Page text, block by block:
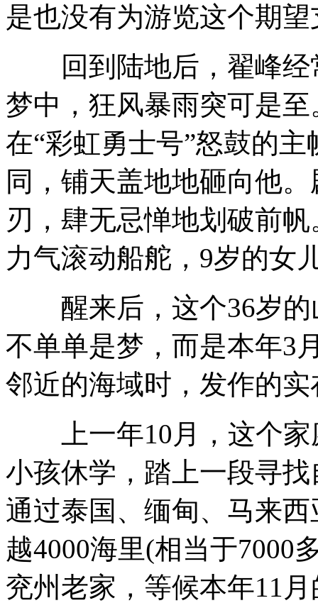
是也没有为游览这个期
回到陆地后，翟峰经
梦中，狂风暴雨突可是
在“彩虹勇士号”怒鼓的
同，铺天盖地地砸向他
刃，肆无忌惮地划破前
力气滚动船舵，9岁的女
醒来后，这个36岁的
不单单是梦，而是本年3
邻近的海域时，发作的
上一年10月，这个家
小孩休学，踏上一段寻
通过泰国、缅甸、马来
越4000海里(相当于7000
兖州老家，等候本年11